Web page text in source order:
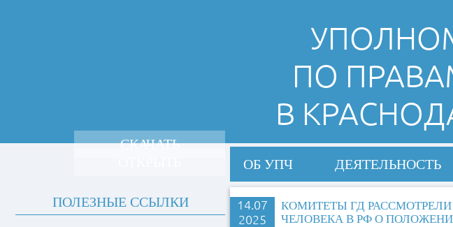
ПО
В
ОБ УПЧ ДЕЯТЕЛЬНОСТЬ
14.07
2025
КОМИТЕТЫ ГД
ЧЕЛОВЕКА В РФ О
СКАЧАТЬ
ПОЛЕЗНЫЕ ССЫЛКИ